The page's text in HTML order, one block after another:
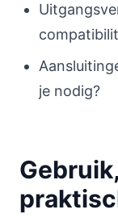
je nodig?